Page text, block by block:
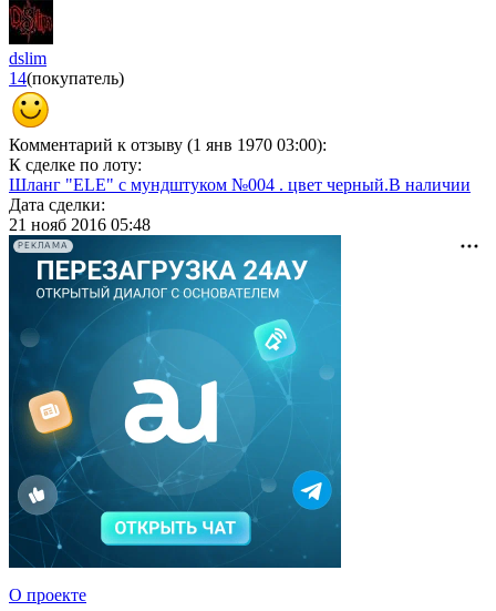
dslim
14(покупатель)
Комментарий к отзыву (1 янв 1970 03:00):
К сделке по лоту:
Шланг "ELE" с мундштуком №004 . цвет черный.В наличии
Дата сделки:
21 нояб 2016 05:48
РЕКЛАМА
О проекте